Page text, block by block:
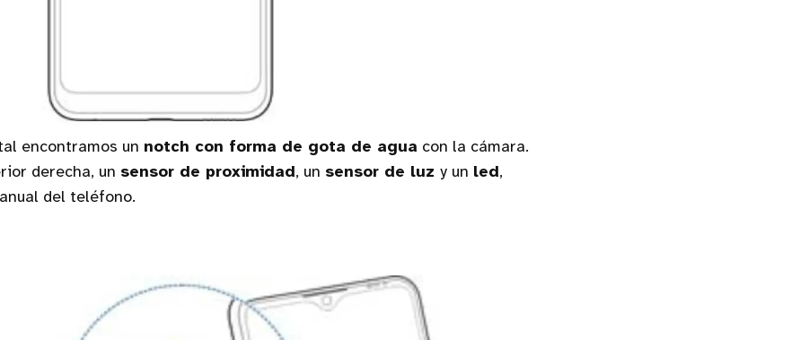
encontramos un notch con forma de gota de agua con la cámara.
derecha, un sensor de proximidad, un sensor de luz y un led,
del teléfono.